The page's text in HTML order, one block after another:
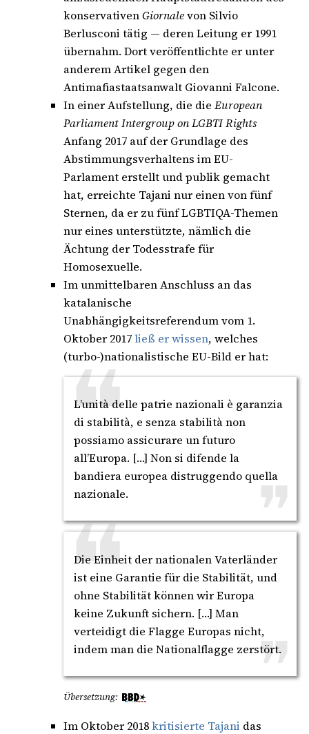
konservativenGiornalevon Silvio
Berlusconi tätig — deren Leitung er 1991
übernahm. Dort veröffentlichte er unter
anderem Artikel gegen den
Antimafiastaatsanwalt Giovanni Falcone.
In einer Aufstellung, die die European
Parliament Intergroup on LGBTI Rights
Anfang 2017 auf der Grundlage des
Abstimmungsverhaltens im EU-
Parlament erstellt und publik gemacht
hat, erreichte Tajani nur einen von fünf
Sternen, da er zu fünf LGBTIQA-Themen
nur eines unterstützte, nämlich die
Ächtung der Todesstrafe für
Homosexuelle.
Im unmittelbaren Anschluss an das
katalanische
Unabhängigkeitsreferendum vom 1.
Oktober 2017ließ er wissen, welches
(turbo-)nationalistische EU-Bild er hat:
L’unità delle patrie nazionali è garanzia
di stabilità, e senza stabilità non
possiamo assicurare un futuro
all’Europa. […] Non si difende la
bandiera europea distruggendo quella
nazionale.
Die Einheit der nationalen Vaterländer
ist eine Garantie für die Stabilität, und
ohne Stabilität können wir Europa
keine Zukunft sichern. […] Man
verteidigt die Flagge Europas nicht,
indem man die Nationalflagge zerstört.
Übersetzung:
Im Oktober 2018kritisierte Tajani das